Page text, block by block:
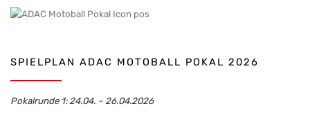
SPIELPLAN ADAC MOTOBALL POKAL 2026
Pokalrunde 1: 24.04. – 26.04.2026